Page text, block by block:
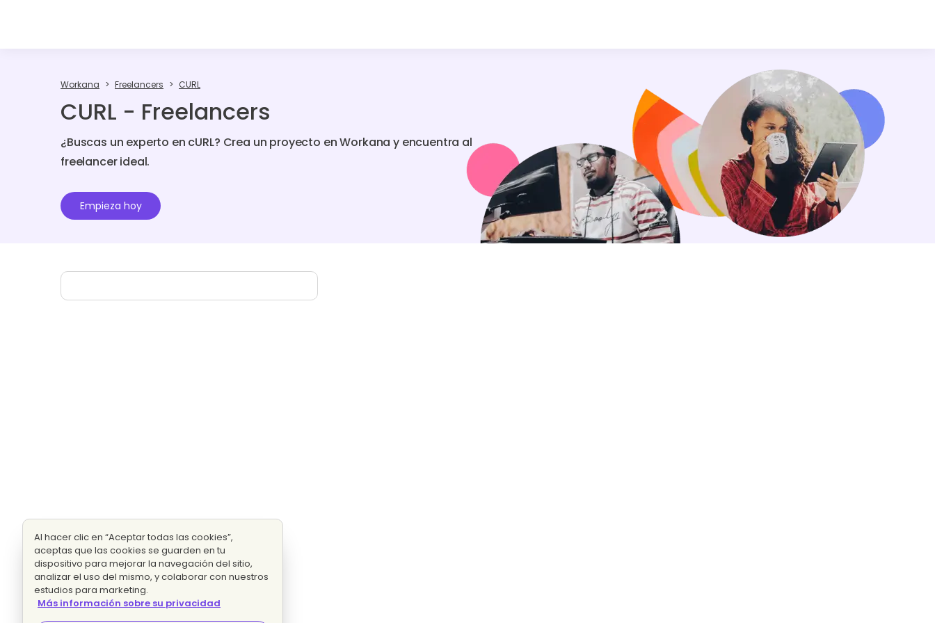
Workana Freelancers CURL
CURL - Freelancers
¿Buscas un experto en cURL? Crea un proyecto en Workana y encuentra al
freelancer ideal.
Empieza hoy
Al hacer clic en “Aceptar todas las cookies”,
aceptas que las cookies se guarden en tu
dispositivo para mejorar la navegación del sitio,
analizar el uso del mismo, y colaborar con nuestros
estudios para marketing.
Más información sobre su privacidad